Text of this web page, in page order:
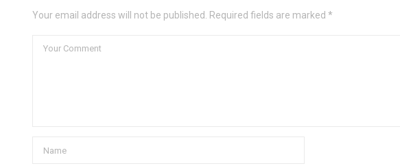
Your email address will not be published. Required fields are marked *